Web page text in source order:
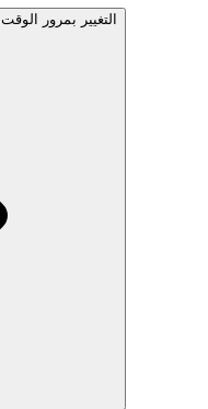
مراقبة التقدم: كيف تعكس درجات MADRS التغيير بمرور الوقت